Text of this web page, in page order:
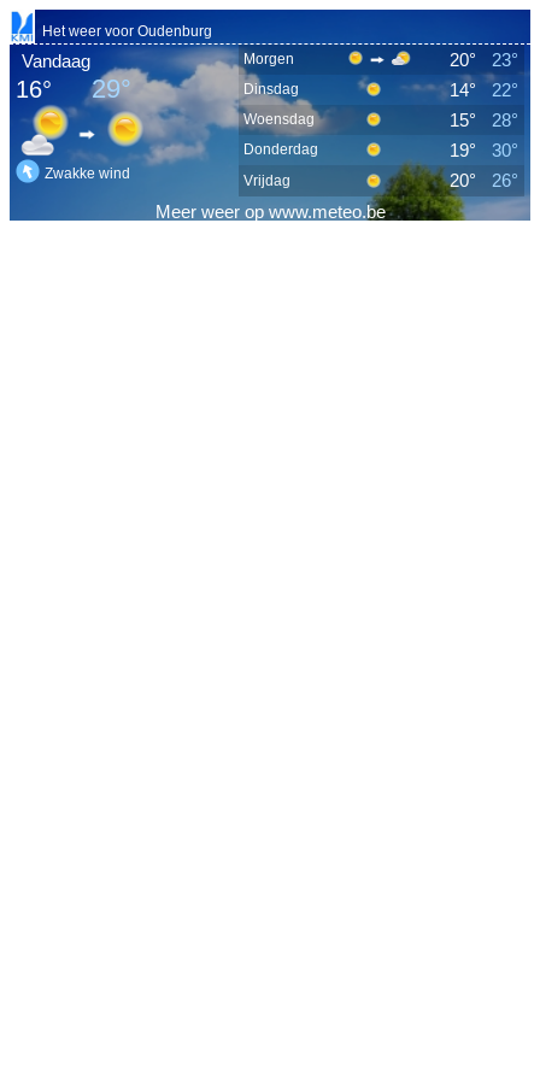
Het weer voor Oudenburg
Vandaag
16° 29°
Zwakke wind
Morgen 20° 23°
Dinsdag 14° 22°
Woensdag 15° 28°
Donderdag 19° 30°
Vrijdag 20°
26°
Meer weerop www.meteo.be